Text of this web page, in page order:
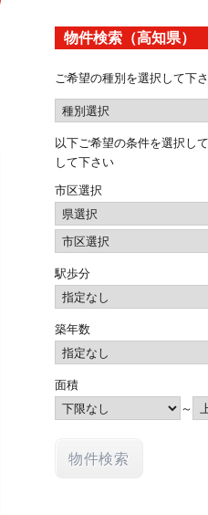
物件検索（高知県）
ご希望の種別を選択して下
以下ご希望の条件を選択し
して下さい
市区選択
駅歩分
築年数
面積
～